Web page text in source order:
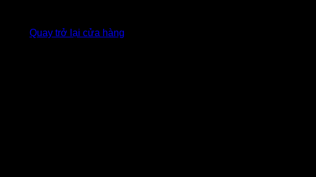
Quay trở lại cửa hàng